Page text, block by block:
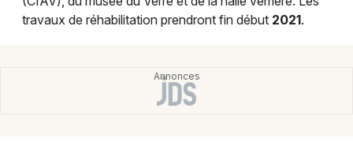
travaux de réhabilitation prendront fin début 2021.